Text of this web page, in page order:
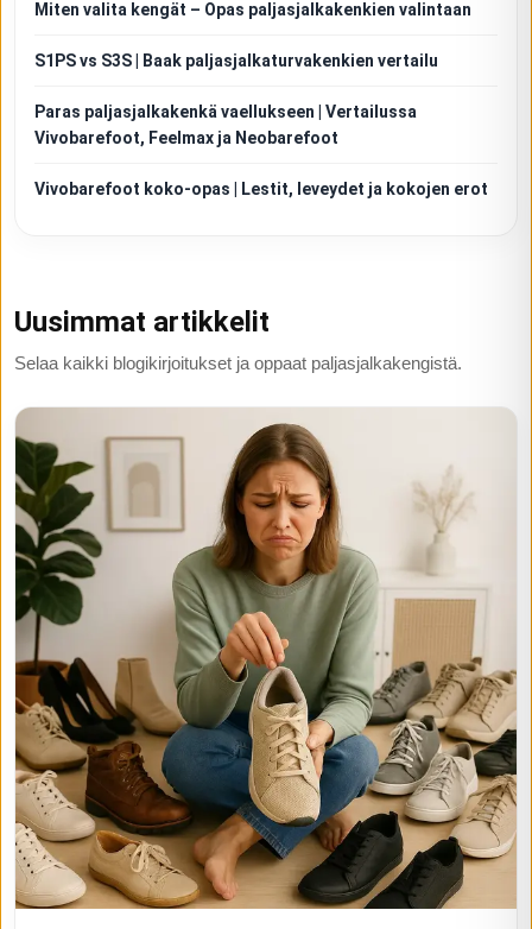
Miten valita kengät – Opas paljasjalkakenkien valintaan
S1PS vs S3S | Baak paljasjalkaturvakenkien vertailu
Paras paljasjalkakenkä vaellukseen | Vertailussa
Vivobarefoot, Feelmax ja Neobarefoot
Vivobarefoot koko-opas | Lestit, leveydet ja kokojen erot
Uusimmat artikkelit
Selaa kaikki blogikirjoitukset ja oppaat paljasjalkakengistä.